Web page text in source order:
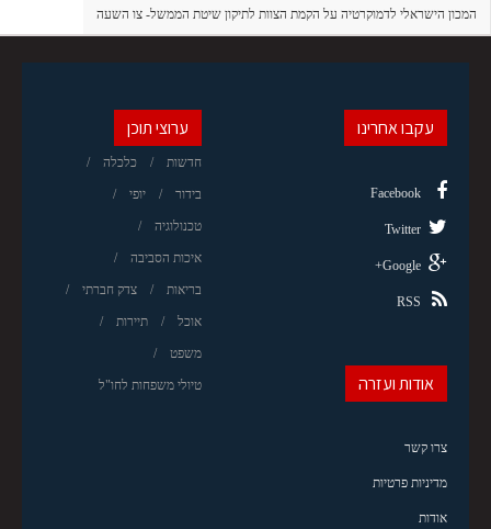
המכון הישראלי לדמוקרטיה על הקמת הצוות לתיקון שיטת הממשל- צו השעה
ערוצי תוכן
חדשות כלכלה
בידור יופי
טכנולוגיה
איכות הסביבה
בריאות צדק חברתי
אוכל תיירות
משפט
טיולי משפחות לחו"ל
עקבו אחרינו
Facebook
Twitter
Google+
RSS
אודות ועזרה
צרו קשר
מדיניות פרטיות
אודות